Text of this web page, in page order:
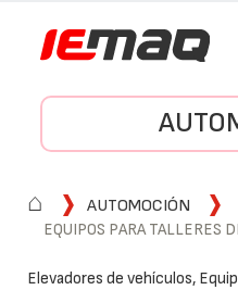
⌂
AUTOMOCIÓN
EQUIPOS PARA TALLERES
Elevadores de vehículos,